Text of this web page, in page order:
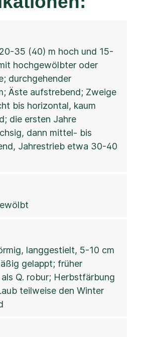
35 (40) m hoch und 15-
hochgewölbter oder
durchgehender
Äste aufstrebend; Zweige
bis horizontal, kaum
die ersten Jahre
dann mittel- bis
Jahrestrieb etwa 30-40
langgestielt, 5-10 cm
gelappt; früher
Q. robur; Herbstfärbung
teilweise den Winter